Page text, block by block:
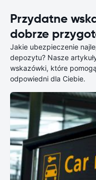
Przydatne
dobrze
Jakie ubezpieczenie
depozytu? Nasze
wskazówki, które
odpowiedni dla Ciebie.